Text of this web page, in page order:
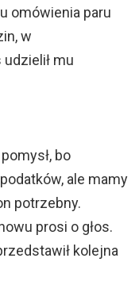
omówienia paru
w
mu
bo
ale mamy
potrzebny.
prosi o głos.
kolejna